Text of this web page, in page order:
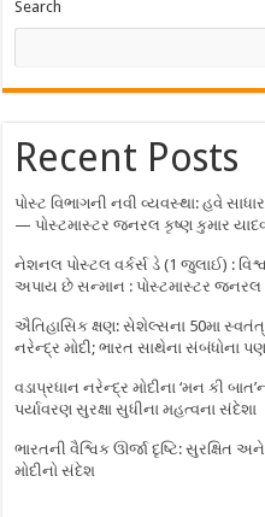
Search
Recent Posts
પોસ્ટ વિભાગની નવી વ્યવસ્થા: હવે
— પોસ્ટમાસ્ટર જનરલ કૃષ્ણ કુમાર
નેશનલ પોસ્ટલ વર્કર્સ ડે (1 જુલાઈ) :
અપાય છે સન્માન : પોસ્ટમાસ્ટર જનરલ
ઐતિહાસિક ક્ષણ: સેશેલ્સના 50મા
નરેન્દ્ર મોદી; ભારત સાથેના સંબંધોના પણ
વડાપ્રધાન નરેન્દ્ર મોદીના ‘મન કી
પર્યાવરણ સુરક્ષા સુધીના મહત્વના સંદેશા
ભારતની વૈશ્વિક ઊર્જા દૃષ્ટિ: સુરક્ષિત
મોદીનો સંદેશ